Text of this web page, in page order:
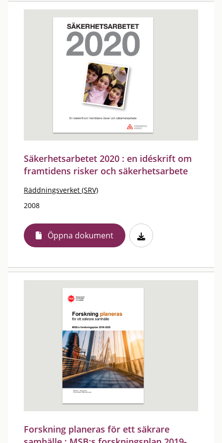
Säkerhetsarbetet 2020 : en idéskrift om
framtidens risker och säkerhetsarbete
Räddningsverket (SRV)
2008
Öppna dokument
Forskning planeras för ett säkrare